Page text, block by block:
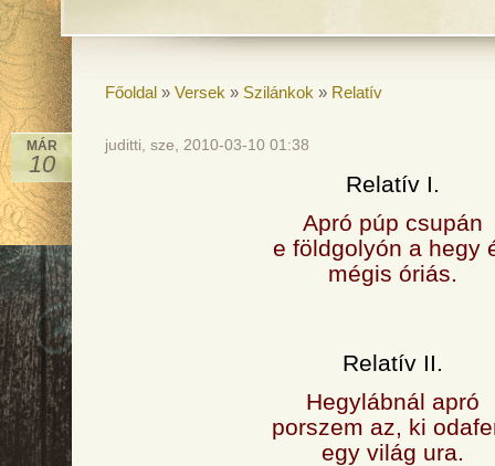
Főoldal » Versek » Szilánkok » Relatív
MÁR
10
juditti, sze, 2010-03-10 01:38
Relatív I.
Apró púp csupán
e földgolyón a hegy
mégis óriás.
Relatív II.
Hegylábnál apró
porszem az, ki
egy világ ura.